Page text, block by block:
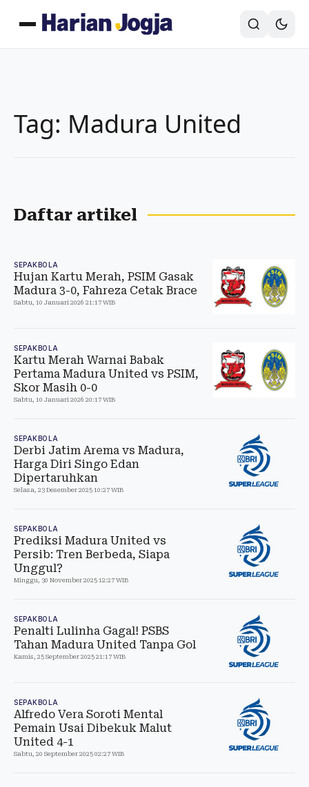
Tag: Madura United
Daftar artikel
SEPAKBOLA
Hujan Kartu Merah, PSIM Gasak
Madura 3-0, Fahreza Cetak Brace
Sabtu, 10 Januari 2026 21:17 WIB
SEPAKBOLA
Kartu Merah Warnai Babak
Pertama Madura United vs PSIM,
Skor Masih 0-0
Sabtu, 10 Januari 2026 20:17 WIB
SEPAKBOLA
Derbi Jatim Arema vs Madura,
Harga Diri Singo Edan
Dipertaruhkan
Selasa, 23 Desember 2025 10:27 WIB
SEPAKBOLA
Prediksi Madura United vs
Persib: Tren Berbeda, Siapa
Unggul?
Minggu, 30 November 2025 12:27 WIB
SEPAKBOLA
Penalti Lulinha Gagal! PSBS
Tahan Madura United Tanpa Gol
Kamis, 25 September 2025 21:17 WIB
SEPAKBOLA
Alfredo Vera Soroti Mental
Pemain Usai Dibekuk Malut
United 4-1
Sabtu, 20 September 2025 02:27 WIB